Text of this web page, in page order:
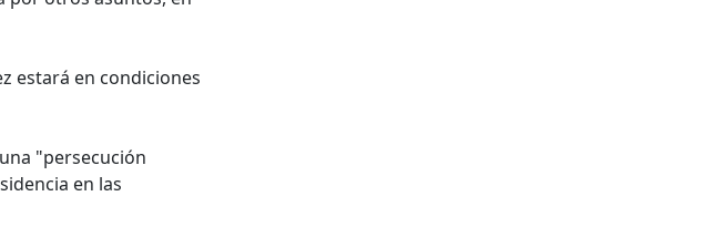
estará en condiciones
"persecución
en las